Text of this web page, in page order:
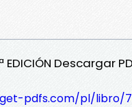
EDICIÓN Descargar
pdfs.com/pl/libro/